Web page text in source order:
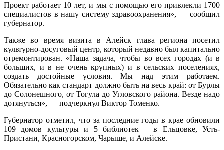
Проект работает 10 лет, и мы с помощью его привлекли 1700
специалистов в нашу систему здравоохранения», — сообщил
губернатор.
Также во время визита в Алейск глава региона посетил
культурно-досуговый центр, который недавно был капитально
отремонтирован. «Наша задача, чтобы во всех городах (и в
больших, и в не очень крупных) и в сельских поселениях,
создать достойные условия. Мы над этим работаем.
Обязательно как стандарт должно быть на весь край: от Бурлы
до Солонешного, от Тогула до Угловского района. Везде надо
дотянуться», — подчеркнул Виктор Томенко.
Губернатор отметил, что за последние годы в крае обновили
109 домов культуры и 5 библиотек – в Ельцовке, Усть-
Пристани, Красногорском, Чарыше, и Алейске.